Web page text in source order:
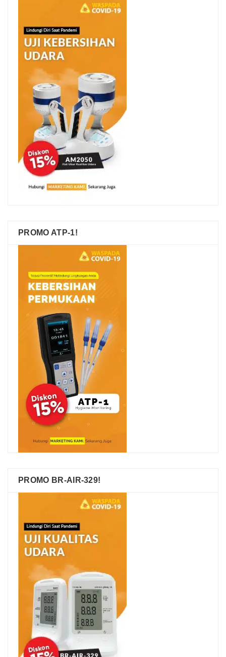
PROMO ATP-1!
PROMO BR-AIR-329!